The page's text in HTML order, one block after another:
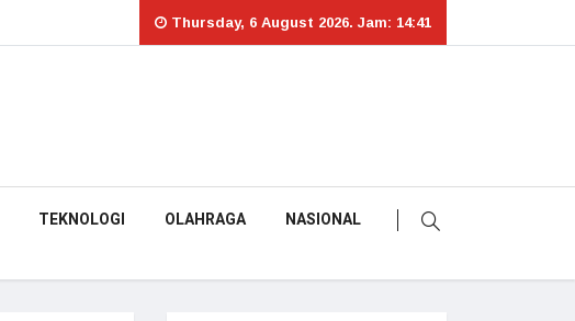
Thursday, 6 August 2026. Jam: 14:41
TEKNOLOGI OLAHRAGA NASIONAL